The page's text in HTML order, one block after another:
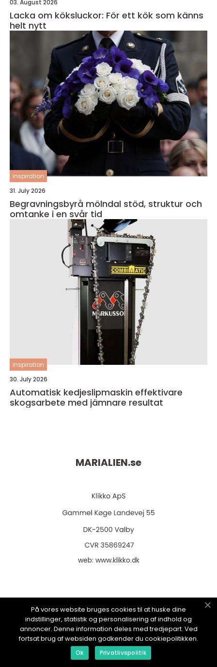
03. August 2026
Lacka om köksluckor: För ett kök som känns
helt nytt
inspiration
31. July 2026
Begravningsbyrå mölndal stöd, struktur och
omtanke i en svår tid
inspiration
30. July 2026
Automatisk kedjeslipmaskin effektivare
skogsarbete med jämnare resultat
MARIALIEN.se
web: www.klikko.dk
Menu
Annonsering
Om oss
På vores website bruges cookies til at huske dine
indstillinger, statistik og personalisering af indhold og
annoncer. Denne information deles med tredjepart. Ved
fortsat brug af websiden godkender du cookiepolitikken.
Ok Privatlivspolitik